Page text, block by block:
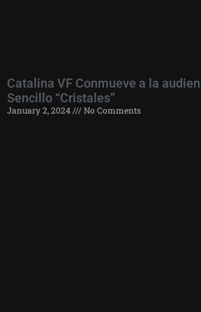
Catalina VF Conmueve a la
Sencillo “Cristales”
January 2, 2024 No Comments